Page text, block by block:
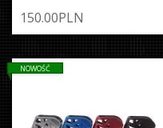
150.00PLN
NOWOŚĆ